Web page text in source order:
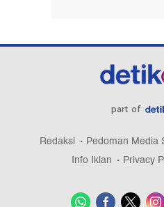
part of
Redaksi Pedoman Media
Info Iklan
Privacy